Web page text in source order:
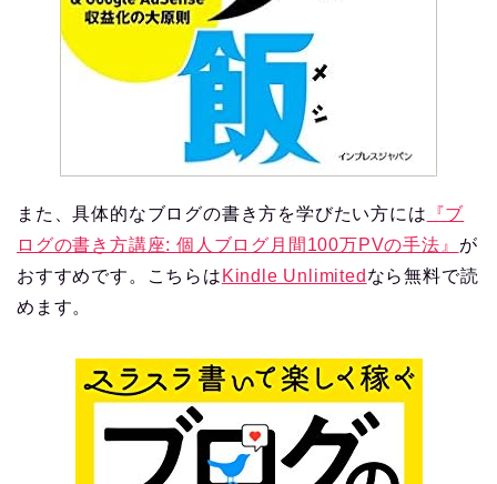
また、具体的なブログの書き方を学びたい方には 『ブ
ログの書き方講座: 個人ブログ月間100万PVの手法』 が
おすすめです。こちらは Kindle Unlimited なら無料で読
めます。